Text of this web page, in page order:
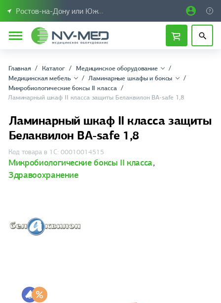
Ростов-на-Дону или Южный Федеральный округ
Главная Каталог
Медицинское оборудование
Медицинская мебель
Ламинарные шкафы и боксы
Микробиологические боксы II класса
Ламинарный шкаф II класса защиты Белаквилон BA-safe 1,8
Ламинарный шкаф II класса защиты
Белаквилон BA-safe 1,8
Код товара в 1С: 00010014515
Микробиологические боксы II класса,
Здравоохранение